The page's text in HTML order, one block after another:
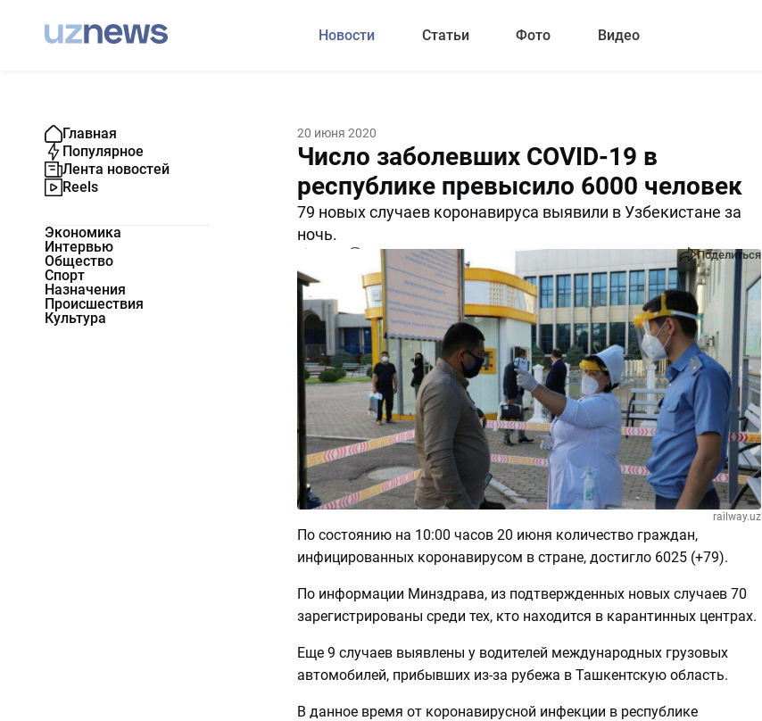
Новости Статьи Фото Видео
Главная
Популярное
Лента новостей
Reels
Экономика
Интервью
Общество
Спорт
Назначения
Происшествия
Культура
20 июня 2020
Число заболевших COVID-19 в
республике превысило 6000 человек
79 новых случаев коронавируса выявили в Узбекистане за
ночь.
Поделиться
railway.uz
По состоянию на 10:00 часов 20 июня количество граждан,
инфицированных коронавирусом в стране, достигло 6025 (+79).
По информации Минздрава, из подтвержденных новых случаев 70
зарегистрированы среди тех, кто находится в карантинных центрах.
Еще 9 случаев выявлены у водителей международных грузовых
автомобилей, прибывших из-за рубежа в Ташкентскую область.
В данное время от коронавирусной инфекции в республике